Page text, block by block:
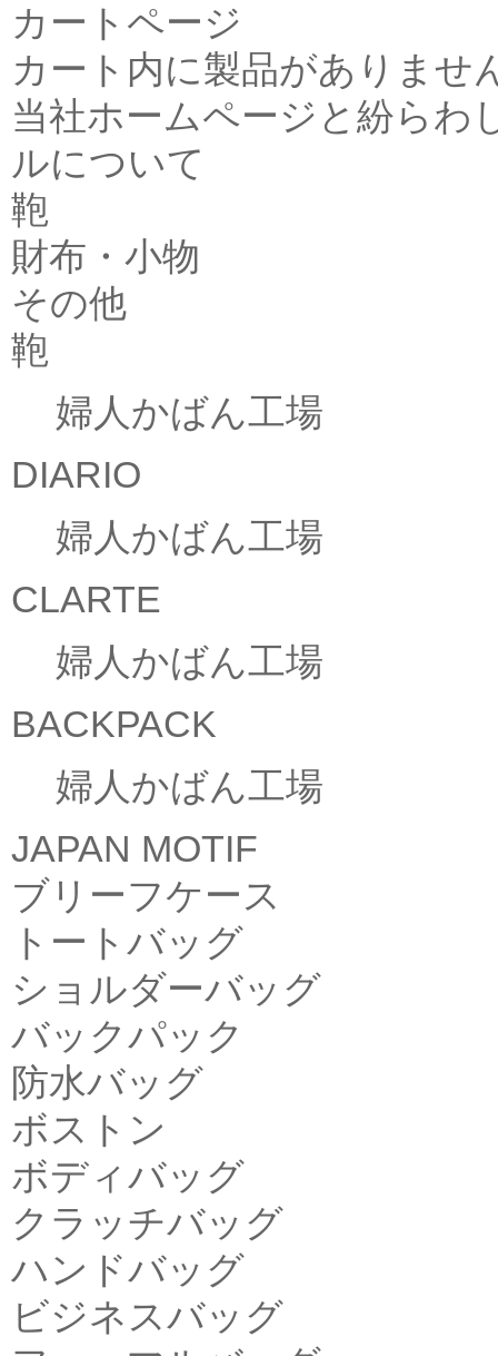
カートページ
カート内に製品がありませ
当社ホームページと紛らわ
ルについて
鞄
財布・小物
その他
鞄
婦人かばん工場
DIARIO
婦人かばん工場
CLARTE
婦人かばん工場
BACKPACK
婦人かばん工場
JAPAN MOTIF
ブリーフケース
トートバッグ
ショルダーバッグ
バックパック
防水バッグ
ボストン
ボディバッグ
クラッチバッグ
ハンドバッグ
ビジネスバッグ